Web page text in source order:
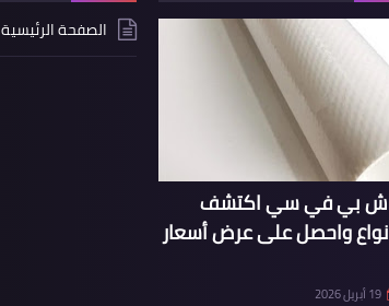
بي في سي اكتشف
واحصل على عرض أسعار
19 أبريل 2026
الصفحة الرئيسية